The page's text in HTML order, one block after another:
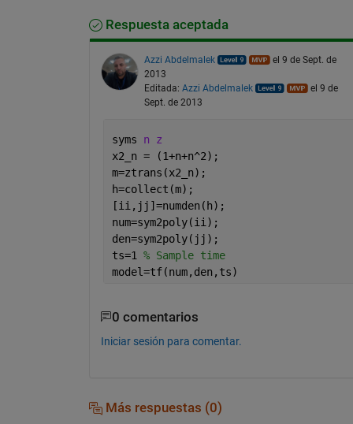
Respuesta aceptada
Azzi Abdelmalek
el 9 de Sept. de
2013
Editada: Azzi Abdelmalek
el 9 de
Sept. de 2013
syms n z
x2_n = (1+n+n^2);
m=ztrans(x2_n);
h=collect(m);
[ii,jj]=numden(h);
num=sym2poly(ii);
den=sym2poly(jj);
ts=1 % Sample time
model=tf(num,den,ts)
0 comentarios
Iniciar sesión para comentar.
Más respuestas (0)